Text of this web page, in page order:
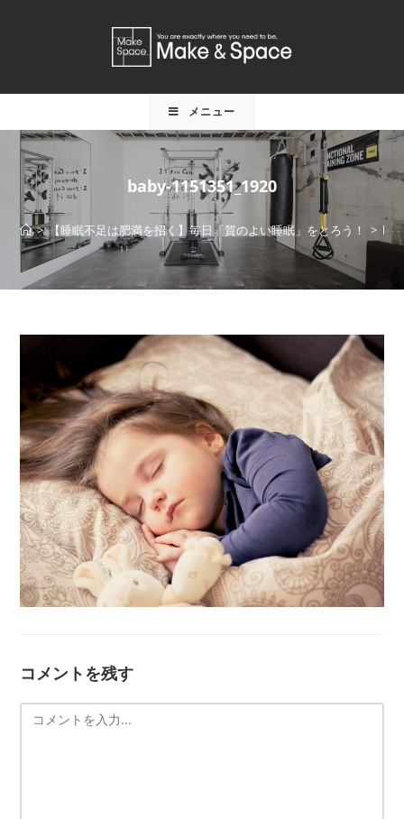
メニュー
baby-1151351_1920
> 【睡眠不足は肥満を招く】毎日「質のよい睡眠」をとろう！ >
コメントを残す